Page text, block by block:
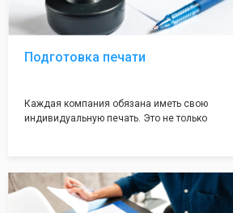
Подготовка печати
Каждая компания обязана иметь свою
индивидуальную печать. Это не только
вам поможем с помощью изготовления
печати по индивидуальному эскизу, который
Вы выберете сами из нашего каталога.